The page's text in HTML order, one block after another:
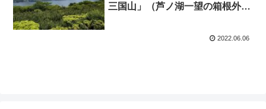
三国山」（芦ノ湖一望の箱根外輪
2022.06.06